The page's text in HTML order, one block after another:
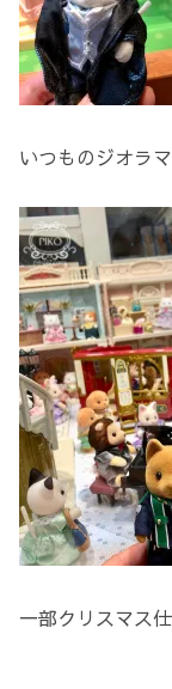
いつものジオラマ
一部クリスマス